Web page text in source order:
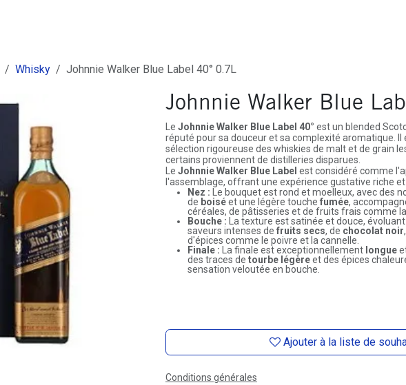
Whisky Johnnie Walker Blue Label 40° 0.7L
Johnnie Walker Blue
Le Johnnie Walker Blue Label 40° est un blended
réputé pour sa douceur et sa complexité aromatique. Il
sélection rigoureuse des whiskies de malt et de grain
certains proviennent de distilleries disparues.
Le Johnnie Walker Blue Label est considéré comme
l'assemblage, offrant une expérience gustative riche
Nez : Le bouquet est rond et moelleux, avec des
de boiséet une légère touche fumée,
céréales, de pâtisseries et de fruits frais comme
Bouche : La texture est satinée et douce,
saveurs intenses de fruits secs, de chocolat noir
d'épices comme le poivre et la cannelle.
Finale : La finale est exceptionnellement longue
des traces de tourbe légèreet des épices
sensation veloutée en bouche.
Ajouter à la liste de
Conditions générales